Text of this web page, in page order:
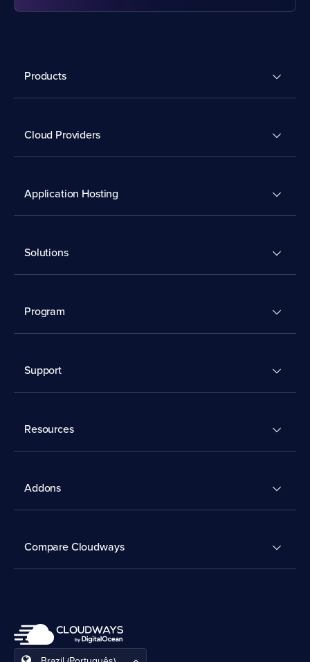
Products
Cloud Providers
Application Hosting
Solutions
Program
Support
Resources
Addons
Compare Cloudways